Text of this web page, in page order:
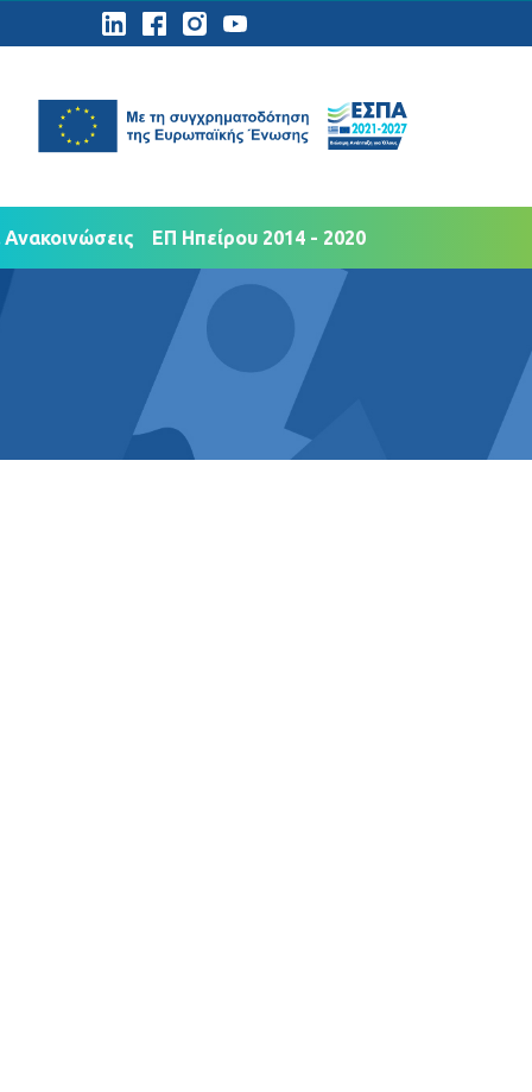
Νέα Ανακοινώσεις
ΕΠ Ηπείρου 2014 - 2020